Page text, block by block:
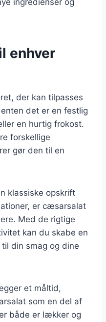
enhver
der kan tilpasses
det er en festlig
en hurtig frokost.
forskellige
gør den til en
klassiske opskrift
er cæsarsalat
Med de rigtige
kan du skabe en
din smag og dine
et måltid,
som en del af
både er lækker og